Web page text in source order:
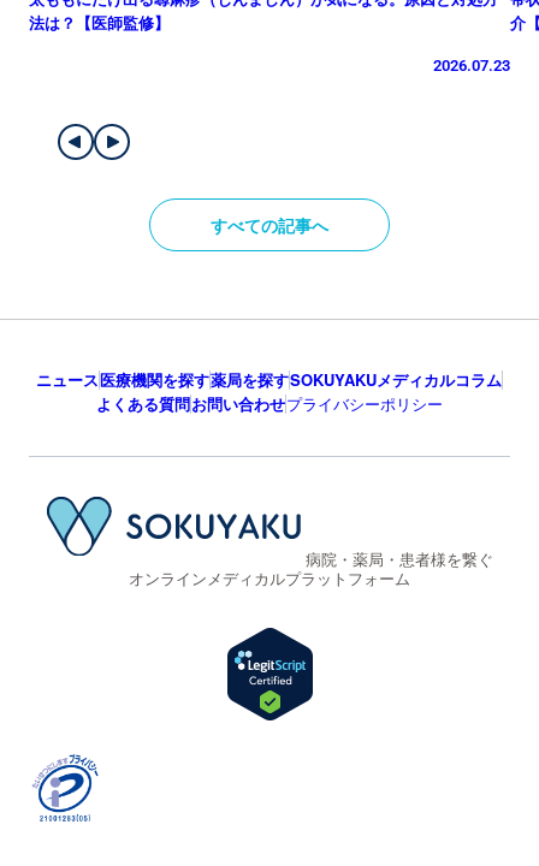
法は？【医師監修】
2026.07.23
介
すべての記事へ
ニュース医療機関を探す薬局を探すSOKUYAKUメディカルコラム
よくある質問お問い合わせプライバシーポリシー
病院・薬局・患者様を繋ぐ
オンラインメディカルプラットフォーム